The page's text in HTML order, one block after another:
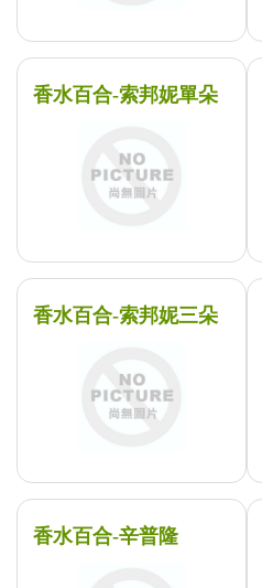
香水百合-索邦妮單朵
香水百合-索邦妮三朵
香水百合-辛普隆